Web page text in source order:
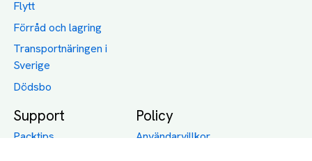
Flytt
Förråd och lagring
Transportnäringen i
Sverige
Dödsbo
Support
Packtips
Policy
Användarvillkor